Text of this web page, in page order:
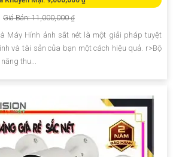
Giá Bán: 11,000,000 ₫
Máy Hính ảnh sắt nét là một giải pháp tuyệt
và tài sản của bạn một cách hiệu quả. r>Bộ
thu...